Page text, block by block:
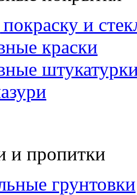
и
краски
и пропитки
грунтовки